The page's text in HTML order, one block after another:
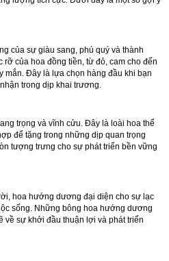
của sự giàu sang, phú quý và thành
rỡ của hoa đồng tiền, từ đỏ, cam cho đến
mắn. Đây là lựa chọn hàng đầu khi bạn
trong dịp khai trương.
trọng và vĩnh cửu. Đây là loài hoa thể
để tặng trong những dịp quan trọng
tượng trưng cho sự phát triển bền vững
hoa hướng dương đại diện cho sự lạc
sống. Những bông hoa hướng dương
về sự khởi đầu thuận lợi và phát triển